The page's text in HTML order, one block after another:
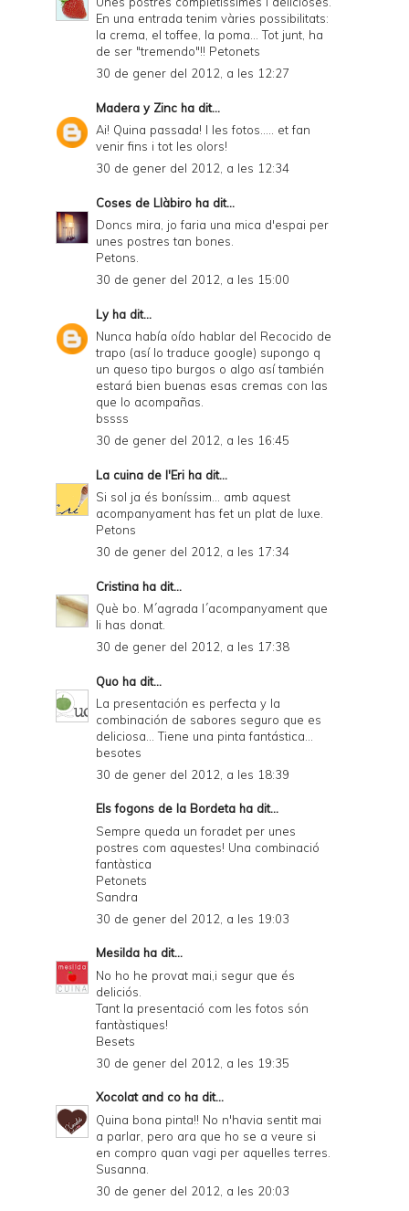
En una entrada tenim vàries possibilitats:
la crema, el toffee, la poma... Tot junt, ha
de ser "tremendo"!! Petonets
30 de gener del 2012, a les 12:27
Madera y Zinc ha dit...
Ai! Quina passada! I les fotos..... et fan
venir fins i tot les olors!
30 de gener del 2012, a les 12:34
Coses de Llàbiro ha dit...
Doncs mira, jo faria una mica d'espai per
unes postres tan bones.
Petons.
30 de gener del 2012, a les 15:00
Lyha dit...
Nunca había oído hablar del Recocido de
trapo (así lo traduce google) supongo q
un queso tipo burgos o algo así también
estará bien buenas esas cremas con las
que lo acompañas.
bssss
30 de gener del 2012, a les 16:45
La cuina de l'Eri ha dit...
Si sol ja és boníssim... amb aquest
acompanyament has fet un plat de luxe.
Petons
30 de gener del 2012, a les 17:34
Cristina ha dit...
Què bo. M´agrada l´acompanyament que
li has donat.
30 de gener del 2012, a les 17:38
Quo ha dit...
La presentación es perfecta y la
combinación de sabores seguro que es
deliciosa... Tiene una pinta fantástica...
besotes
30 de gener del 2012, a les 18:39
Els fogons de la Bordeta ha dit...
Sempre queda un foradet per unes
postres com aquestes! Una combinació
fantàstica
Petonets
Sandra
30 de gener del 2012, a les 19:03
Mesilda ha dit...
No ho he provat mai,i segur que és
deliciós.
Tant la presentació com les fotos són
fantàstiques!
Besets
30 de gener del 2012, a les 19:35
Xocolat and co ha dit...
Quina bona pinta!! No n'havia sentit mai
a parlar, pero ara que ho se a veure si
en compro quan vagi per aquelles terres.
Susanna.
30 de gener del 2012, a les 20:03